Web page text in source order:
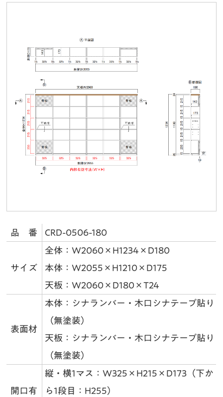
品 番 CRD-0506-180
サイズ
全体：W2060×H1234×D180
本体：W2055×H1210×D175
天板：W2060×D180×T24
表面材
本体：シナランバー・木口シナテープ貼り
（無塗装）
天板：シナランバー・木口シナテープ貼り
（無塗装）
開口有
縦・横1マス：W325×H215×D173（下か
ら1段目：H255）